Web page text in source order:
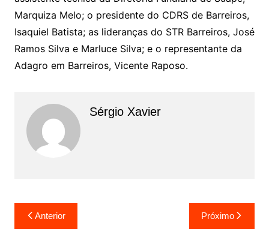
Marquiza Melo; o presidente do CDRS de Barreiros,
Isaquiel Batista; as lideranças do STR Barreiros, José
Ramos Silva e Marluce Silva; e o representante da
Adagro em Barreiros, Vicente Raposo.
Sérgio Xavier
Anterior Próximo